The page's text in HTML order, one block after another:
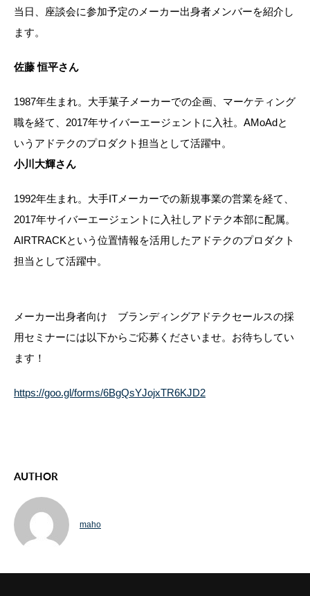
当日、座談会に参加予定のメーカー出身者メンバーを紹介し
ます。
佐藤 恒平さん
1987年生まれ。大手菓子メーカーでの企画、マーケティング
職を経て、2017年サイバーエージェントに入社。AMoAdと
いうアドテクのプロダクト担当として活躍中。
小川大輝さん
1992年生まれ。大手ITメーカーでの新規事業の営業を経て、
2017年サイバーエージェントに入社しアドテク本部に配属。
AIRTRACKという位置情報を活用したアドテクのプロダクト
担当として活躍中。
メーカー出身者向け ブランディングアドテクセールスの採
用セミナーには以下からご応募くださいませ。お待ちしてい
ます！
https://goo.gl/forms/6BgQsYJojxTR6KJD2
AUTHOR
maho